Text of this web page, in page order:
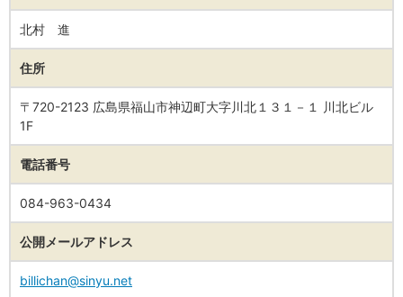
北村 進
住所
〒720-2123 広島県福山市神辺町大字川北１３１－１ 川北ビル
1F
電話番号
084-963-0434
公開メールアドレス
billichan@sinyu.net